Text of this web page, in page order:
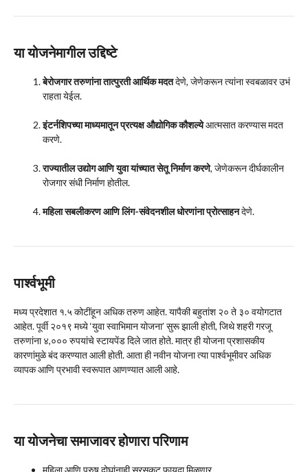
या योजनेमागील उद्दिष्टे
बेरोजगार तरुणांना तात्पुरती आर्थिक मदतदेणे, जेणेकरून त्यांना स्वबळावर उभं
राहता येईल.
इंटर्नशिपच्या माध्यमातून प्रत्यक्ष औद्योगिक कौशल्येआत्मसात करण्यास मदत
करणे.
राज्यातील उद्योग आणि युवा यांच्यात सेतू निर्माण करणे, जेणेकरून दीर्घकालीन
रोजगार संधी निर्माण होतील.
महिला सबलीकरण आणि लिंग-संवेदनशील धोरणांना प्रोत्साहनदेणे.
पार्श्वभूमी
मध्य प्रदेशात १.५ कोटींहून अधिक तरुण आहेत. यापैकी बहुतांश २० ते ३० वयोगटात
आहेत. पूर्वी २०१९ मध्ये ‘युवा स्वाभिमान योजना’ सुरू झाली होती, जिथे शहरी गरजू
तरुणांना ४,००० रुपयांचे स्टायपेंड दिले जात होते. मात्र ही योजना प्रशासकीय
कारणांमुळे बंद करण्यात आली होती. आता ही नवीन योजना त्या पार्श्वभूमीवर अधिक
व्यापक आणि प्रभावी स्वरूपात आणण्यात आली आहे.
या योजनेचा समाजावर होणारा परिणाम
महिला आणि पुरुष दोघांनाही सरसकट फायदा मिळणार